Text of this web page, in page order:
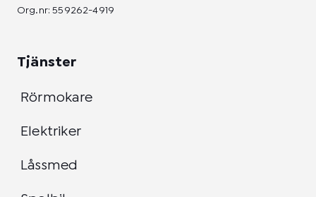
Org.nr: 559262-4919
Tjänster
Rörmokare
Elektriker
Låssmed